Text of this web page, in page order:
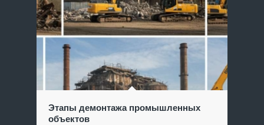
Этапы демонтажа промышленных
объектов